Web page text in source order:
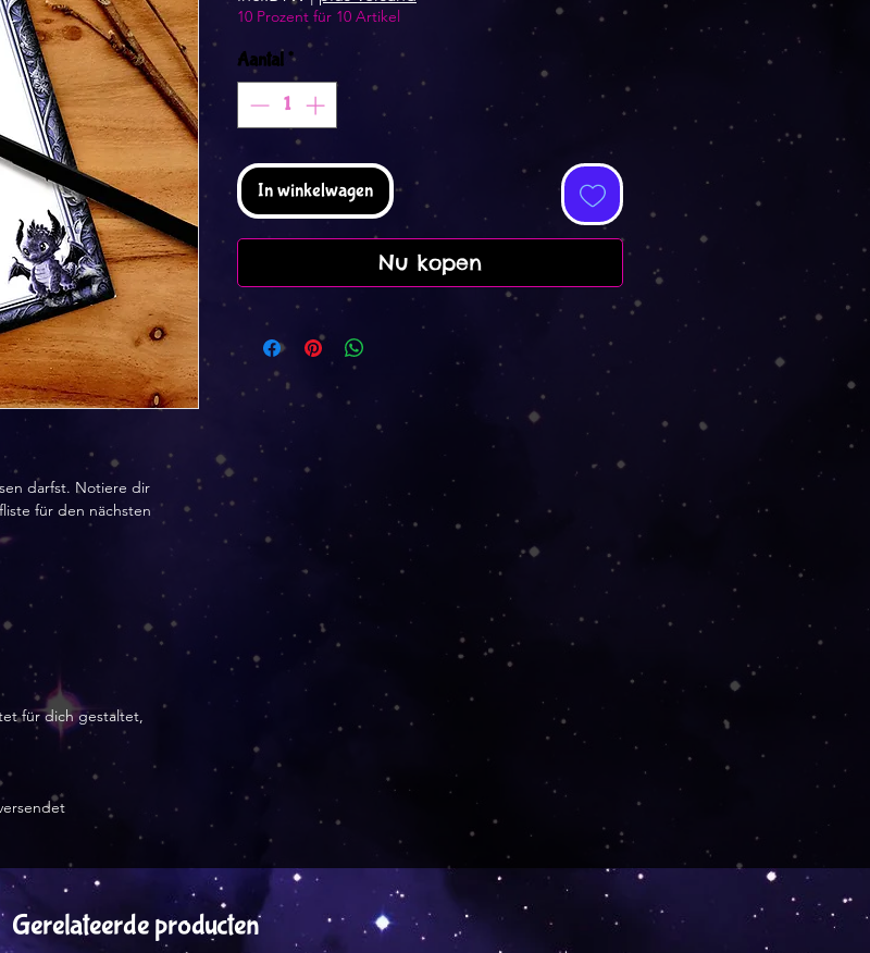
darfst. Notiere dir
für den nächsten
für dich gestaltet,
10 Prozent für 10 Artikel
Aantal*
In winkelwagen
Nu kopen
Gerelateerde producten